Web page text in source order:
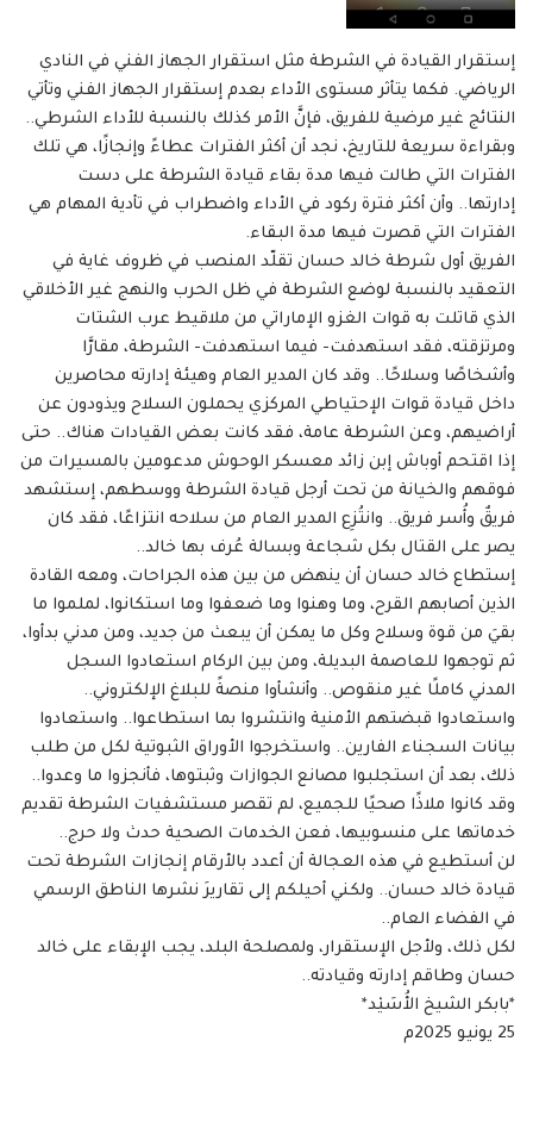
إستقرار القيادة في الشرطة مثل استقرار الجهاز الفني في النادي
الرياضي. فكما يتأثر مستوى الأداء بعدم إستقرار الجهاز الفني وتأتي
النتائج غير مرضية للفريق، فإنَّ الأمر كذلك بالنسبة للأداء الشرطي..
وبقراءة سريعة للتاريخ، نجد أن أكثر الفترات عطاءً وإنجازًا، هي تلك
الفترات التي طالت فيها مدة بقاء قيادة الشرطة على دست
إدارتها.. وأن أكثر فترة ركود في الأداء واضطراب في تأدية المهام هي
الفترات التي قصرت فيها مدة البقاء.
الفريق أول شرطة خالد حسان تقلّد المنصب في ظروف غاية في
التعقيد بالنسبة لوضع الشرطة في ظل الحرب والنهج غير الأخلاقي
الذي قاتلت به قوات الغزو الإماراتي من ملاقيط عرب الشتات
ومرتزقته، فقد استهدفت- فيما استهدفت- الشرطة، مقارَّا
وأشخاصًا وسلاحًا.. وقد كان المدير العام وهيئة إدارته محاصرين
داخل قيادة قوات الإحتياطي المركزي يحملون السلاح ويذودون عن
أراضيهم، وعن الشرطة عامة، فقد كانت بعض القيادات هناك.. حتى
إذا اقتحم أوباش إبن زائد معسكر الوحوش مدعومين بالمسيرات من
فوقهم والخيانة من تحت أرجل قيادة الشرطة ووسطهم، إستشهد
فريقٌ وأُسر فريق.. وانتُزِع المدير العام من سلاحه انتزاعًا، فقد كان
يصر على القتال بكل شجاعة وبسالة عُرف بها خالد..
إستطاع خالد حسان أن ينهض من بين هذه الجراحات، ومعه القادة
الذين أصابهم القرح، وما وهنوا وما ضعفوا وما استكانوا، لملموا ما
بقيَ من قوة وسلاح وكل ما يمكن أن يبعث من جديد، ومن مدني بدأوا،
ثم توجهوا للعاصمة البديلة، ومن بين الركام استعادوا السجل
المدني كاملًا غير منقوص.. وأنشأوا منصةً للبلاغ الإلكتروني..
واستعادوا قبضتهم الأمنية وانتشروا بما استطاعوا.. واستعادوا
بيانات السجناء الفارين.. واستخرجوا الأوراق الثبوتية لكل من طلب
ذلك، بعد أن استجلبوا مصانع الجوازات وثبتوها، فأنجزوا ما وعدوا..
وقد كانوا ملاذًا صحيًا للجميع، لم تقصر مستشفيات الشرطة تقديم
خدماتها على منسوبيها، فعن الخدمات الصحية حدث ولا حرج..
لن أستطيع في هذه العجالة أن أعدد بالأرقام إنجازات الشرطة تحت
قيادة خالد حسان.. ولكني أحيلكم إلى تقاريرَ نشرها الناطق الرسمي
في الفضاء العام..
لكل ذلك، ولأجل الإستقرار، ولمصلحة البلد، يجب الإبقاء على خالد
حسان وطاقم إدارته وقيادته..
*بابكر الشيخ الأُسَيْد*
25 يونيو 2025م